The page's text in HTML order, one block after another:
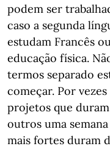
podem ser
caso a segunda
estudam Francês
educação física.
termos separado
começar. Por
projetos que
outros uma
mais fortes duram